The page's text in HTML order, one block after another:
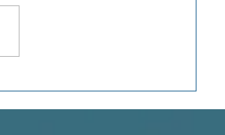
du jour...